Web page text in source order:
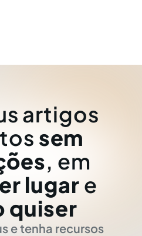
artigos
sem
, em
lugar e
quiser
e tenha recursos